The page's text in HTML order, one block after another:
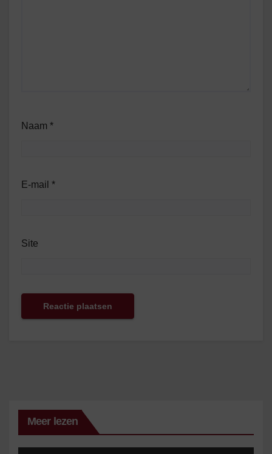
Naam *
E-mail *
Site
Meer lezen